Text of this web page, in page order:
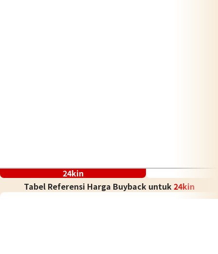
24kin
Tabel Referensi Harga Buyback untuk24kin